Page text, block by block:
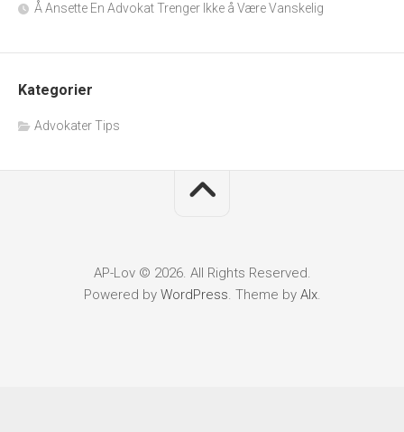
Å Ansette En Advokat Trenger Ikke å Være Vanskelig
Kategorier
Advokater Tips
AP-Lov © 2026. All Rights Reserved.
Powered by WordPress. Theme by Alx.